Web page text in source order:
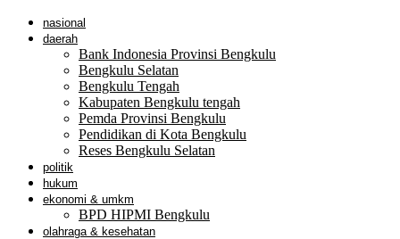
nasional
daerah
Bank Indonesia Provinsi Bengkulu
Bengkulu Selatan
Bengkulu Tengah
Kabupaten Bengkulu tengah
Pemda Provinsi Bengkulu
Pendidikan di Kota Bengkulu
Reses Bengkulu Selatan
politik
hukum
ekonomi & umkm
BPD HIPMI Bengkulu
olahraga & kesehatan